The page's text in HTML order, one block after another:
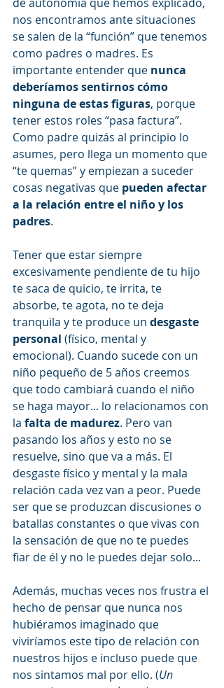
nos encontramos ante situaciones
se salen de la “función” que tenemos
como padres o madres. Es
importante entender que nunca
deberíamos sentirnos cómo
ninguna de estas figuras, porque
tener estos roles “pasa factura”.
Como padre quizás al principio lo
asumes, pero llega un momento que
“te quemas” y empiezan a suceder
cosas negativas que pueden afectar
a la relación entre el niño y los
padres.
Tener que estar siempre
excesivamente pendiente de tu hijo
te saca de quicio, te irrita, te
absorbe, te agota, no te deja
tranquila y te produce un desgaste
personal (físico, mental y
emocional). Cuando sucede con un
niño pequeño de 5 años creemos
que todo cambiará cuando el niño
se haga mayor... lo relacionamos con
la falta de madurez. Pero van
pasando los años y esto no se
resuelve, sino que va a más. El
desgaste físico y mental y la mala
relación cada vez van a peor. Puede
ser que se produzcan discusiones o
batallas constantes o que vivas con
la sensación de que no te puedes
fiar de él y no le puedes dejar solo...
Además, muchas veces nos frustra el
hecho de pensar que nunca nos
hubiéramos imaginado que
viviríamos este tipo de relación con
nuestros hijos e incluso puede que
nos sintamos mal por ello. (Un